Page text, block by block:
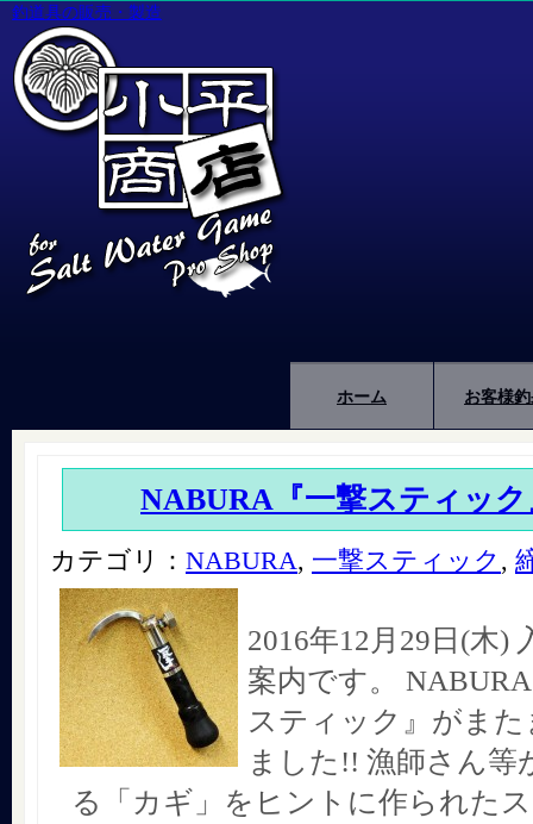
釣道具の販売・製造
ホーム お客様
NABURA『一撃スティック
カテゴリ： NABURA, 一撃スティック ,
2016年12月29日(木)
案内です。
スティック』がま
ました!! 漁師さん等
る「カギ」をヒントに作られた